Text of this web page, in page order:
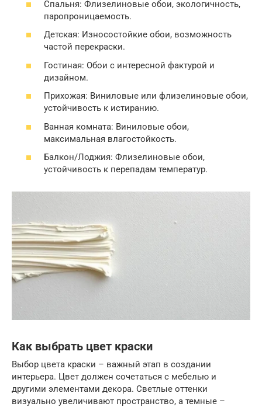
Спальня: Флизелиновые обои, экологичность,
паропроницаемость.
Детская: Износостойкие обои, возможность
частой перекраски.
Гостиная: Обои с интересной фактурой и
дизайном.
Прихожая: Виниловые или флизелиновые обои,
устойчивость к истиранию.
Ванная комната: Виниловые обои,
максимальная влагостойкость.
Балкон/Лоджия: Флизелиновые обои,
устойчивость к перепадам температур.
Как выбрать цвет краски
Выбор цвета краски – важный этап в создании
интерьера. Цвет должен сочетаться с мебелью и
другими элементами декора. Светлые оттенки
визуально увеличивают пространство, а темные –